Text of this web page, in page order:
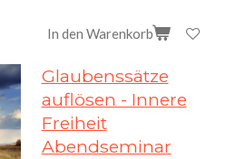
In den Warenkorb
Glaubenssätze
auflösen - Innere
Freiheit
Abendseminar